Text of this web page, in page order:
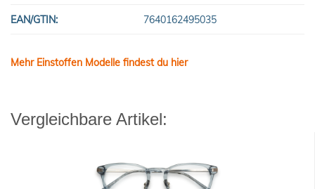
EAN/GTIN: 7640162495035
Mehr Einstoffen Modelle findest du hier
Vergleichbare Artikel: